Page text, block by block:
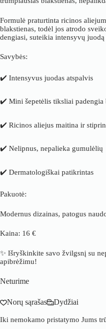
Formulė praturtinta ricinos
blakstienas, todėl jos atrodo
dengiasi, suteikia intensyvų
Savybės:
✔️ Intensyvus juodas atspalvis
✔️ Mini šepetėlis tiksliai padengia
✔️ Ricinos aliejus maitina ir
✔️ Nelipnus, nepalieka gumulėlių
✔️ Dermatologiškai patikrintas
Pakuotė:
Modernus dizainas, patogus
Kaina: 16 €
✨ Išryškinkite savo žvilgsnį su
apibrėžimu!
Neturime
Norų sąrašas Dydžiai
Iki nemokamo pristatymo Jums